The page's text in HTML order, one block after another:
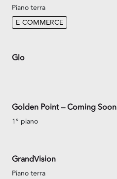
Piano terra
E-COMMERCE
Glo
Golden Point – Coming Soon
1° piano
GrandVision
Piano terra